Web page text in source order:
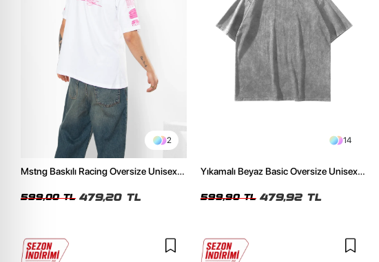
2
Mstng Baskılı Racing Oversize Unisex
599,00 TL 479,20 TL
14
Yıkamalı Beyaz Basic Oversize Unisex
599,90 TL 479,92 TL